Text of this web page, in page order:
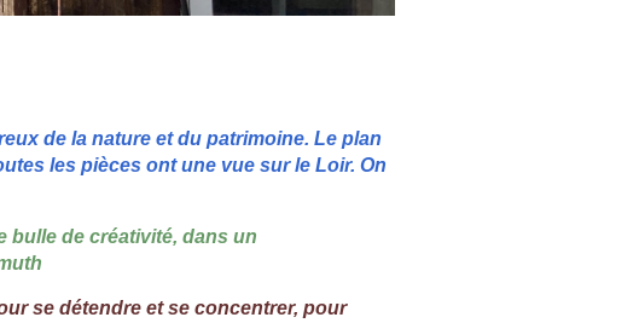
de la nature et du patrimoine. Le plan
les pièces ont une vue sur le Loir. On
bulle de créativité, dans un
se détendre et se concentrer, pour